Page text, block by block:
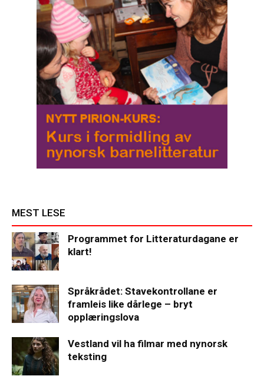
MEST LESE
Programmet for Litteraturdagane er
klart!
Språkrådet: Stavekontrollane er
framleis like dårlege – bryt
opplæringslova
Vestland vil ha filmar med nynorsk
teksting